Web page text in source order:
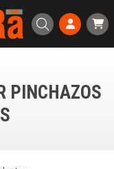
Buscar
PINCHAZOS